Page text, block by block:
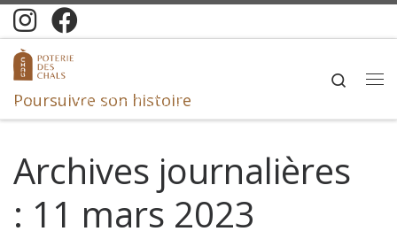
Skip to content
Poursuivre son histoire
Search
Archives journalières
: 11 mars 2023